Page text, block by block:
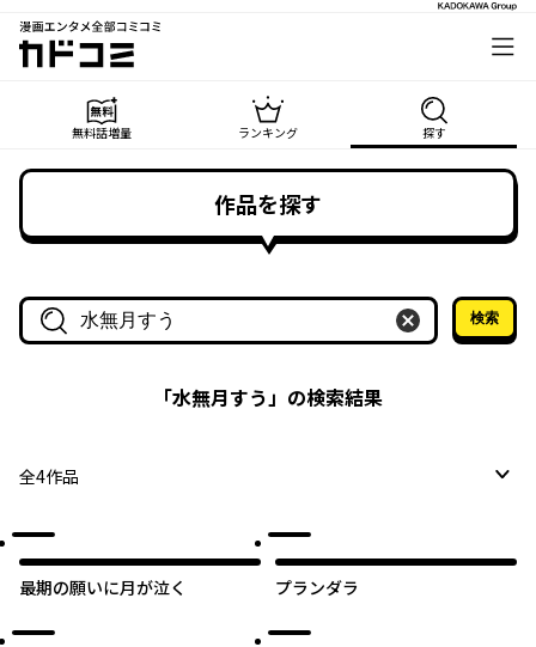
漫画エンタメ全部コミコミ
カドコミ
無料話増量 ランキング 探す
作品を探す
作品名・作家名で探す
検索
「水無月すう」の検索結果
全4作品
最期の願いに月が泣く プランダラ